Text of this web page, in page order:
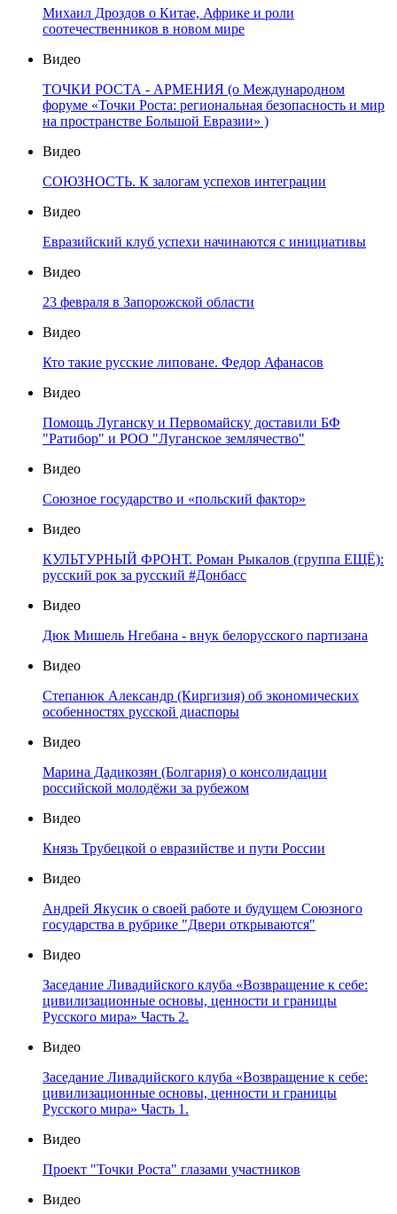
Михаил Дроздов о Китае, Африке и роли
соотечественников в новом мире
Видео
ТОЧКИ РОСТА - АРМЕНИЯ (о Международном
форуме «Точки Роста: региональная безопасность и мир
на пространстве Большой Евразии» )
Видео
СОЮЗНОСТЬ. К залогам успехов интеграции
Видео
Евразийский клуб успехи начинаются с инициативы
Видео
23 февраля в Запорожской области
Видео
Кто такие русские липоване. Федор Афанасов
Видео
Помощь Луганску и Первомайску доставили БФ
"Ратибор" и РОО "Луганское землячество"
Видео
Союзное государство и «польский фактор»
Видео
КУЛЬТУРНЫЙ ФРОНТ. Роман Рыкалов (группа ЕЩЁ):
русский рок за русский #Донбасс
Видео
Дюк Мишель Нгебана - внук белорусского партизана
Видео
Степанюк Александр (Киргизия) об экономических
особенностях русской диаспоры
Видео
Марина Дадикозян (Болгария) о консолидации
российской молодёжи за рубежом
Видео
Князь Трубецкой о евразийстве и пути России
Видео
Андрей Якусик о своей работе и будущем Союзного
государства в рубрике "Двери открываются"
Видео
Заседание Ливадийского клуба «Возвращение к себе:
цивилизационные основы, ценности и границы
Русского мира» Часть 2.
Видео
Заседание Ливадийского клуба «Возвращение к себе:
цивилизационные основы, ценности и границы
Русского мира» Часть 1.
Видео
Проект "Точки Роста" глазами участников
Видео